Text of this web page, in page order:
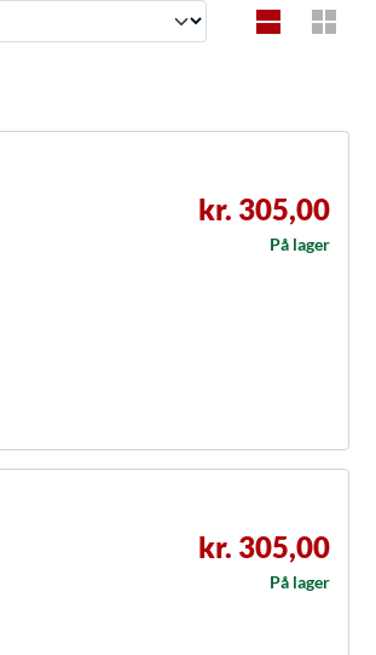
kr. 305,00
På lager
kr. 305,00
På lager